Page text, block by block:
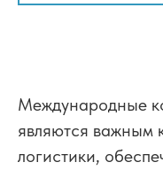
Международные
являются важным
логистики,